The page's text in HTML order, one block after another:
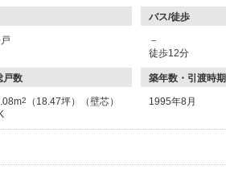
バス/徒歩
－
徒歩12分
戸数 築年数・引渡時期
2
（18.47坪）（壁芯）
1995年8月